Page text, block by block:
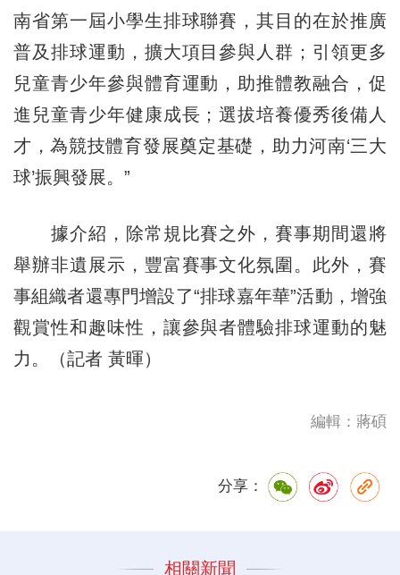
南省第一屆小學生排球聯賽，其目的在於推廣
普及排球運動，擴大項目參與人群；引領更多
兒童青少年參與體育運動，助推體教融合，促
進兒童青少年健康成長；選拔培養優秀後備人
才，為競技體育發展奠定基礎，助力河南‘三大
球’振興發展。”
據介紹，除常規比賽之外，賽事期間還將
舉辦非遺展示，豐富賽事文化氛圍。此外，賽
事組織者還專門增設了“排球嘉年華”活動，增強
觀賞性和趣味性，讓參與者體驗排球運動的魅
力。（記者 黃暉）
編輯：蔣碩
分享：
相關新聞